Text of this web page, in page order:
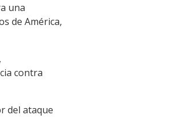
una
de América,
contra
del ataque